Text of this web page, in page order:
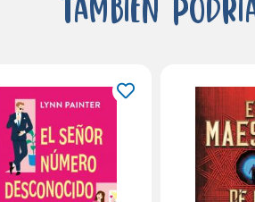
También